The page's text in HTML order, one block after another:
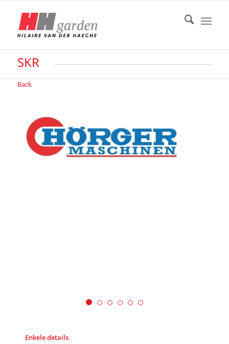
SKR
Back
Enkele details